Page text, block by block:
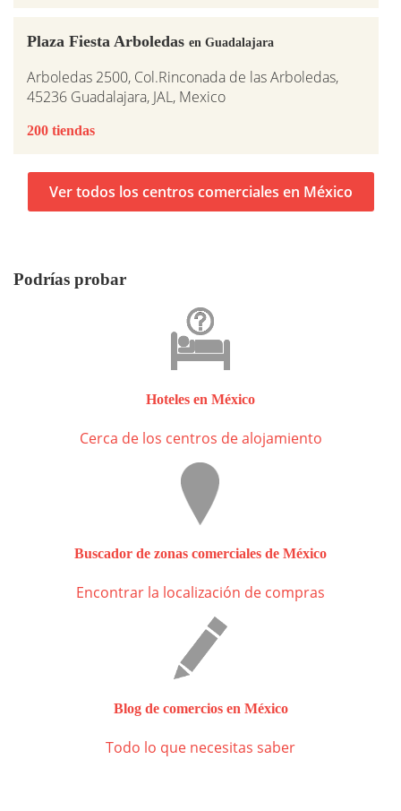
Plaza Fiesta Arboledas en Guadalajara
Arboledas 2500, Col.Rinconada de las Arboledas,
45236 Guadalajara, JAL, Mexico
200 tiendas
Ver todos los centros comerciales en México
Podrías probar
Hoteles en México
Cerca de los centros de alojamiento
Buscador de zonas comerciales de México
Encontrar la localización de compras
Blog de comercios en México
Todo lo que necesitas saber